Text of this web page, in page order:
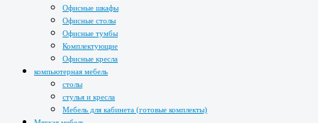
Офисные шкафы
Офисные столы
Офисные тумбы
Комплектующие
Офисные кресла
компьютерная мебель
столы
стулья и кресла
Мебель для кабинета (готовые комплекты)